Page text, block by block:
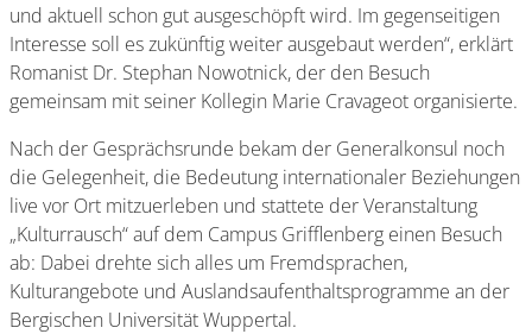
und aktuell schon gut ausgeschöpft wird. Im gegenseitigen
Interesse soll es zukünftig weiter ausgebaut werden“, erklärt
Romanist Dr. Stephan Nowotnick, der den Besuch
gemeinsam mit seiner Kollegin Marie Cravageot organisierte.
Nach der Gesprächsrunde bekam der Generalkonsul noch
die Gelegenheit, die Bedeutung internationaler Beziehungen
live vor Ort mitzuerleben und stattete der Veranstaltung
„Kulturrausch“ auf dem Campus Grifflenberg einen Besuch
ab: Dabei drehte sich alles um Fremdsprachen,
Kulturangebote und Auslandsaufenthaltsprogramme an der
Bergischen Universität Wuppertal.